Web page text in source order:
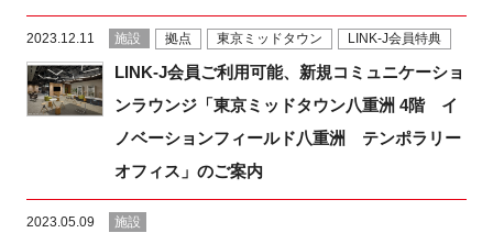
2023.12.11 施設 拠点 東京ミッドタウン LINK-J会員特典
LINK-J会員ご利用可能、新規コミュニケーショ
ンラウンジ「東京ミッドタウン八重洲 4階 イ
ノベーションフィールド八重洲 テンポラリー
オフィス」のご案内
2023.05.09 施設